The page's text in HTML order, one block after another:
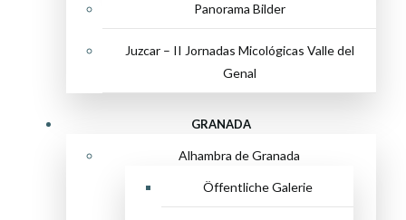
Panorama Bilder
Juzcar – II Jornadas Micológicas Valle del
Genal
GRANADA
Alhambra de Granada
Öffentliche Galerie